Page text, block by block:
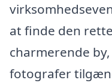
at finde den
charmerende
fotografer